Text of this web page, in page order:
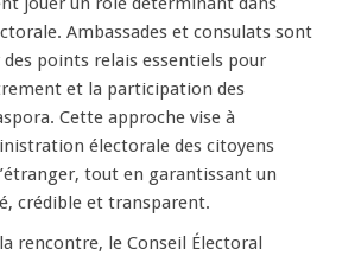
Ambassades et consulats sont
des points relais essentiels pour
et la participation des
Cette approche vise à
électorale des citoyens
tout en garantissant un
crédible et transparent.
rencontre, le Conseil Électoral